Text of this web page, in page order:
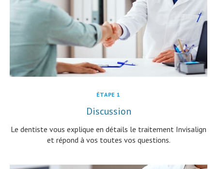
ÉTAPE 1
Discussion
Le dentiste vous explique en détails le traitement Invisalign
et répond à vos toutes vos questions.